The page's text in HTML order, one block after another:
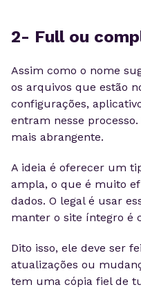
2- Full ou
Assim como o nome
os arquivos que estão
configurações,
entram nesse
mais abrangente.
A ideia é oferecer um
ampla, o que é muito
dados. O legal é usar
manter o site íntegro é
Dito isso, ele deve ser
atualizações ou
tem uma cópia fiel de